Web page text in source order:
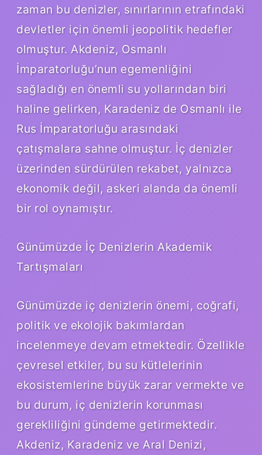
zaman bu denizler, sınırlarının etrafındaki
devletler için önemli jeopolitik hedefler
olmuştur. Akdeniz, Osmanlı
İmparatorluğu’nun egemenliğini
sağladığı en önemli su yollarından biri
haline gelirken, Karadeniz de Osmanlı ile
Rus İmparatorluğu arasındaki
çatışmalara sahne olmuştur. İç denizler
üzerinden sürdürülen rekabet, yalnızca
ekonomik değil, askeri alanda da önemli
bir rol oynamıştır.
Günümüzde İç Denizlerin Akademik
Tartışmaları
Günümüzde iç denizlerin önemi, coğrafi,
politik ve ekolojik bakımlardan
incelenmeye devam etmektedir. Özellikle
çevresel etkiler, bu su kütlelerinin
ekosistemlerine büyük zarar vermekte ve
bu durum, iç denizlerin korunması
gerekliliğini gündeme getirmektedir.
Akdeniz, Karadeniz ve Aral Denizi,